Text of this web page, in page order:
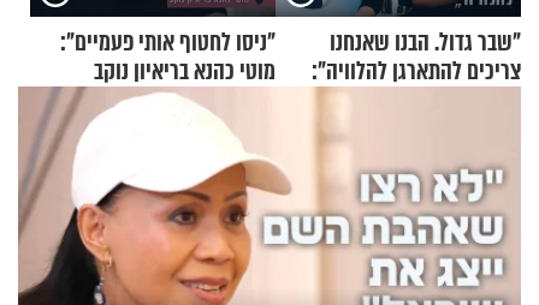
"שבר גדול. הבנו שאנחנו
צריכים להתארגן להלוויה":
זוגיות במבחן, הפעם עם מרים
"ניסו לחטוף אותי פעמיים":
מוטי כהנא בריאיון נוקב